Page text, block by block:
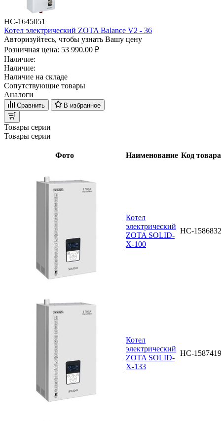
НС-1645051
Котел электрический ZOTA Balance V2 - 36
Авторизуйтесь, чтобы узнать Вашу цену
Розничная цена: 53 990.00 ₽
Наличие:
Наличие:
Наличие на складе
Сопутствующие товары
Аналоги
Сравнить В избранное
Товары серии
Товары серии
Фото Наименование Код товара
Котел
электрический
ZOTA SOLID-
X-100
НС-1586832
Котел
электрический
ZOTA SOLID-
X-133
НС-1587419